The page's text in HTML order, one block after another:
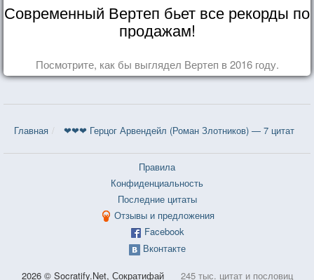
Современный Вертеп бьет все рекорды по
продажам!
Посмотрите, как бы выглядел Вертеп в 2016 году.
Главная ❤❤❤ Герцог Арвендейл (Роман Злотников) — 7 цитат
Правила
Конфиденциальность
Последние цитаты
Отзывы и предложения
Facebook
Вконтакте
2026 © Socratify.Net, Сократифай 245 тыс. цитат и пословиц